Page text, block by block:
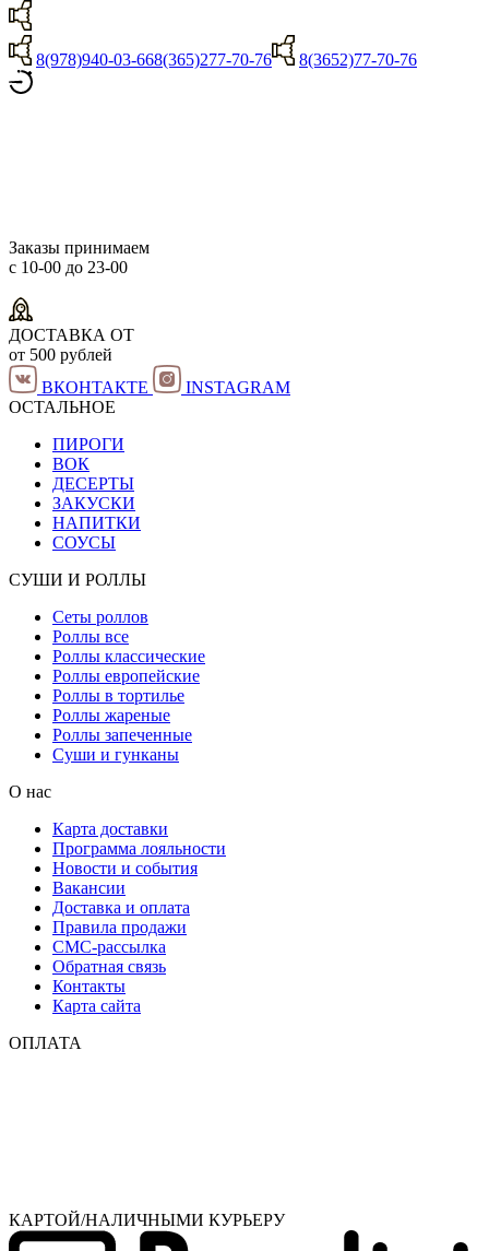
8(978)940-03-668(365)277-70-76 8(3652)77-70-76
Заказы принимаем
с 10-00 до 23-00
ДОСТАВКА ОТ
от 500 рублей
ВКОНТАКТЕ
INSTAGRAM
ОСТАЛЬНОЕ
ПИРОГИ
ВОК
ДЕСЕРТЫ
ЗАКУСКИ
НАПИТКИ
СОУСЫ
СУШИ И РОЛЛЫ
Сеты роллов
Роллы все
Роллы классические
Роллы европейские
Роллы в тортилье
Роллы жареные
Роллы запеченные
Суши и гунканы
О нас
Карта доставки
Программа лояльности
Новости и события
Вакансии
Доставка и оплата
Правила продажи
СМС-рассылка
Обратная связь
Контакты
Карта сайта
ОПЛАТА
КАРТОЙ/НАЛИЧНЫМИ КУРЬЕРУ